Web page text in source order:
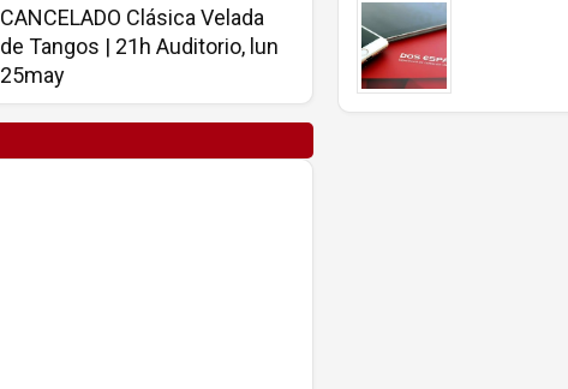
CANCELADO Clásica Velada
de Tangos | 21h Auditorio, lun
25may